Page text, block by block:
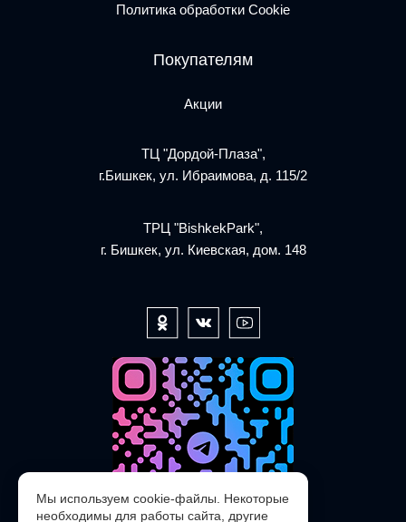
Политика обработки Cookie
Покупателям
Акции
ТЦ "Дордой-Плаза",
г.Бишкек, ул. Ибраимова, д. 115/2
ТРЦ "BishkekPark",
г. Бишкек, ул. Киевская, дом. 148
Мы используем cookie-файлы. Некоторые
необходимы для работы сайта, другие